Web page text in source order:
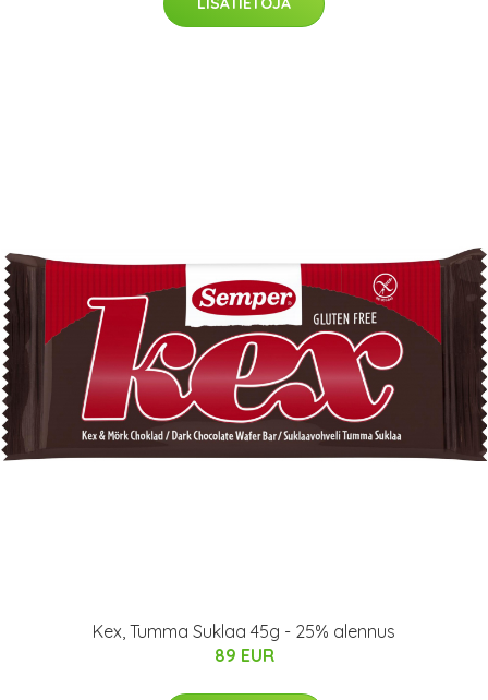
Kex, Tumma Suklaa 45g - 25% alennus
89 EUR